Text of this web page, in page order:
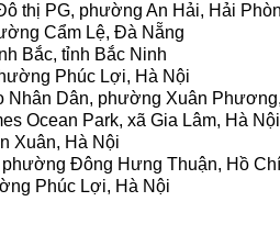
thị PG, phường An Hải, Hải
Cẩm Lệ, Đà Nẵng
Bắc, tỉnh Bắc Ninh
Phúc Lợi, Hà Nội
Nhân Dân, phường Xuân
Ocean Park, xã Gia Lâm, Hà Nội
Xuân, Hà Nội
Đông Hưng Thuận, Hồ
Phúc Lợi, Hà Nội